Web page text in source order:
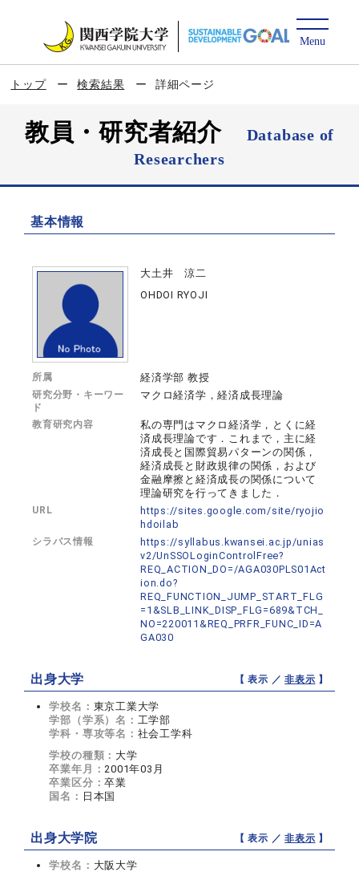
トップ 検索結果 詳細ページ
教員・研究者紹介
Database of
Researchers
基本情報
大土井 涼二
OHDOI RYOJI
所属 経済学部 教授
研究分野・キーワー
ド
マクロ経済学，経済成長理論
教育研究内容
私の専門はマクロ経済学，とくに経
済成長理論です．これまで，主に経
済成長と国際貿易パターンの関係，
経済成長と財政規律の関係，および
金融摩擦と経済成長の関係について
理論研究を行ってきました．
URL
https://sites.google.com/site/ryojio
hdoilab
シラバス情報
https://syllabus.kwansei.ac.jp/unias
v2/UnSSOLoginControlFree?
REQ_ACTION_DO=/AGA030PLS01Act
ion.do?
REQ_FUNCTION_JUMP_START_FLG
=1&SLB_LINK_DISP_FLG=689&TCH_
NO=220011&REQ_PRFR_FUNC_ID=A
GA030
出身大学 【 表示 ／非表示 】
学校名： 東京工業大学
学部（学系）名： 工学部
学科・専攻等名： 社会工学科
学校の種類： 大学
卒業年月：2001年03月
卒業区分：卒業
国名： 日本国
出身大学院 【 表示 ／非表示 】
学校名： 大阪大学